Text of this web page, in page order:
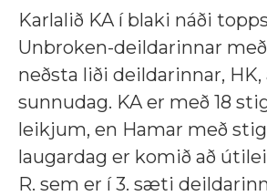
Karlalið KA í blaki náði
Unbroken-deildarinnar
neðsta liði deildarinnar,
sunnudag. KA er með 18
leikjum, en Hamar með
laugardag er komið að
R. sem er í 3. sæti